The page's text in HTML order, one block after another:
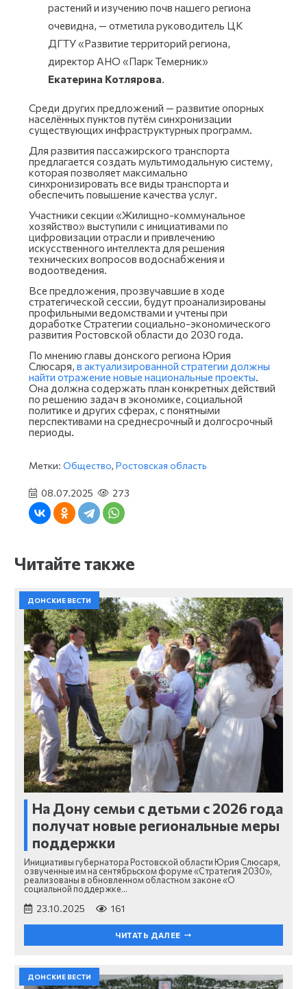
растений и изучению почв нашего региона
очевидна, — отметила руководитель ЦК
ДГТУ «Развитие территорий региона,
директор АНО «Парк Темерник»
Екатерина Котлярова.
Среди других предложений — развитие опорных
населённых пунктов путём синхронизации
существующих инфраструктурных программ.
Для развития пассажирского транспорта
предлагается создать мультимодальную систему,
которая позволяет максимально
синхронизировать все виды транспорта и
обеспечить повышение качества услуг.
Участники секции «Жилищно-коммунальное
хозяйство» выступили с инициативами по
цифровизации отрасли и привлечению
искусственного интеллекта для решения
технических вопросов водоснабжения и
водоотведения.
Все предложения, прозвучавшие в ходе
стратегической сессии, будут проанализированы
профильными ведомствами и учтены при
доработке Стратегии социально-экономического
развития Ростовской области до 2030 года.
По мнению главы донского региона Юрия
Слюсаря, в актуализированной стратегии должны
найти отражение новые национальные проекты.
Она должна содержать план конкретных действий
по решению задач в экономике, социальной
политике и других сферах, с понятными
перспективами на среднесрочный и долгосрочный
периоды.
Метки: Общество, Ростовская область
08.07.2025 273
Читайте также
ДОНСКИЕ ВЕСТИ
На Дону семьи с детьми с 2026 года
получат новые региональные меры
поддержки
Инициативы губернатора Ростовской области Юрия Слюсаря,
озвученные им на сентябрьском форуме «Стратегия 2030»,
реализованы в обновленном областном законе «О
социальной поддержке…
23.10.2025 161
ЧИТАТЬ ДАЛЕЕ
ДОНСКИЕ ВЕСТИ